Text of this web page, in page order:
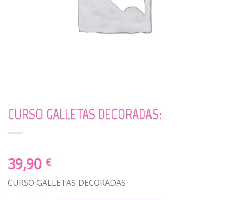
CURSO GALLETAS DECORADAS:
39,90 €
CURSO GALLETAS DECORADAS